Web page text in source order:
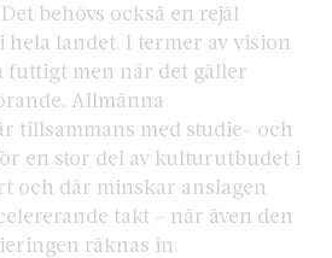
behövs också en rejäl
landet. I termer av vision
futtigt men när det gäller
Allmänna
tillsammans med studie- och
en stor del av kulturutbudet i
och där minskar anslagen
takt – när även den
räknas in.